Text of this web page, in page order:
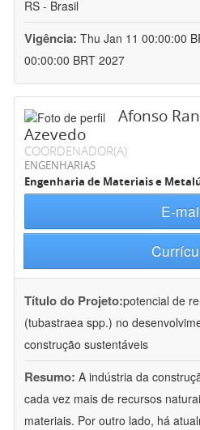
RS - Brasil
Vigência: Thu Jan 11 00:00:00
00:00:00 BRT 2027
Afonso
Azevedo
COORDENADOR(A)
ENGENHARIAS
Engenharia de Materiais e
E-
Título do Projeto:potencial de
(tubastraea spp.) no
construção sustentáveis
Resumo: A indústria da
cada vez mais de recursos
materiais. Por outro lado, há